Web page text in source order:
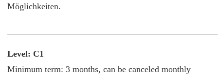
Möglichkeiten.
Level: C1
Minimum term: 3 months, can be canceled monthly